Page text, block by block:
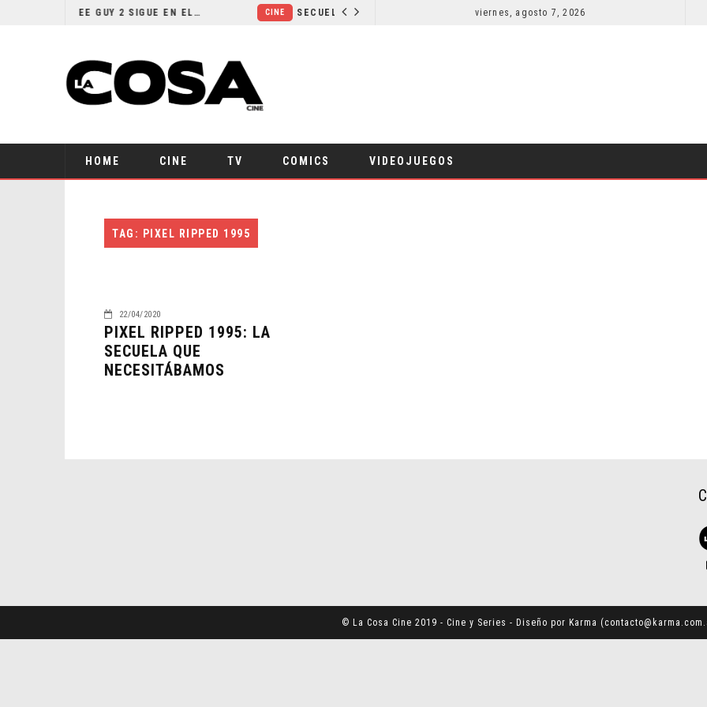
¿POR QUÉ FREE GUY 2 SIGUE EN EL LIMBO? CINE
viernes, agosto 7, 2026
HOME CINE TV COMICS VIDEOJUEGOS
TAG: PIXEL RIPPED 1995
22/04/2020
PIXEL RIPPED 1995: LA
SECUELA QUE
NECESITÁBAMOS
© La Cosa Cine 2019 - Cine y Series - Diseño por Karma (